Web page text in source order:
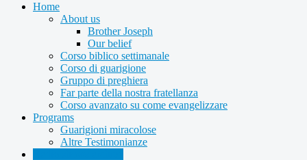
Home
About us
Brother Joseph
Our belief
Corso biblico settimanale
Corso di guarigione
Gruppo di preghiera
Far parte della nostra fratellanza
Corso avanzato su come evangelizzare
Programs
Guarigioni miracolose
Altre Testimonianze